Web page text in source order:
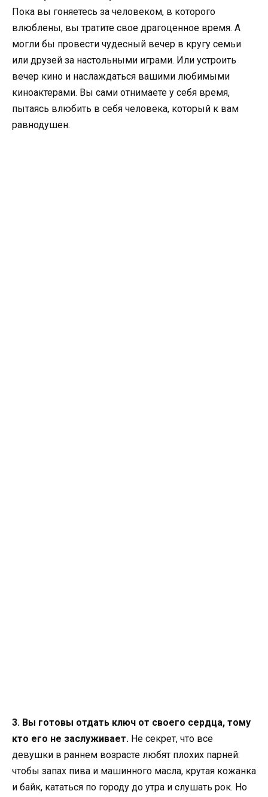
Пока вы гоняетесь за человеком, в которого
влюблены, вы тратите свое драгоценное время. А
могли бы провести чудесный вечер в кругу семьи
или друзей за настольными играми. Или устроить
вечер кино и наслаждаться вашими любимыми
киноактерами. Вы сами отнимаете у себя время,
пытаясь влюбить в себя человека, который к вам
равнодушен.
3. Вы готовы отдать ключ от своего сердца, тому
кто его не заслуживает. Не секрет, что все
девушки в раннем возрасте любят плохих парней:
чтобы запах пива и машинного масла, крутая кожанка
и байк, кататься по городу до утра и слушать рок. Но